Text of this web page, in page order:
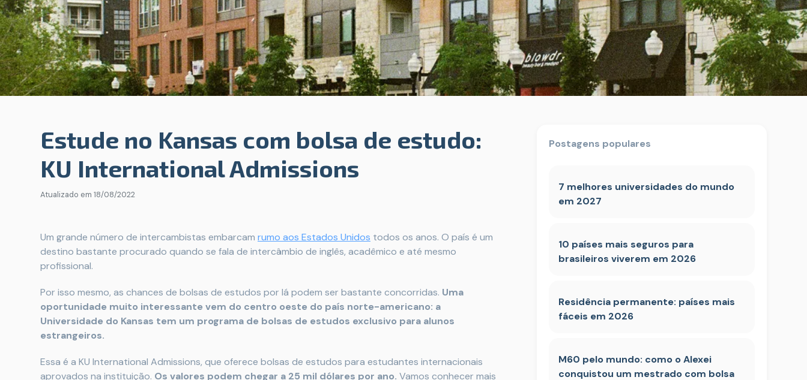
Estude no Kansas com bolsa de estudo:
KU International Admissions
Atualizado em 18/08/2022
Um grande número de intercambistas embarcam rumo aos Estados Unidos todos os anos. O país é um
destino bastante procurado quando se fala de intercâmbio de inglês, acadêmico e até mesmo
profissional.
Por isso mesmo, as chances de bolsas de estudos por lá podem ser bastante concorridas. Uma
oportunidade muito interessante vem do centro oeste do país norte-americano: a
Universidade do Kansas tem um programa de bolsas de estudos exclusivo para alunos
estrangeiros.
Essa é a KU International Admissions, que oferece bolsas de estudos para estudantes internacionais
aprovados na instituição. Os valores podem chegar a 25 mil dólares por ano. Vamos conhecer mais
Postagens populares
7 melhores universidades do mundo
em 2027
10 países mais seguros para
brasileiros viverem em 2026
Residência permanente: países mais
fáceis em 2026
M60 pelo mundo: como o Alexei
conquistou um mestrado com bolsa